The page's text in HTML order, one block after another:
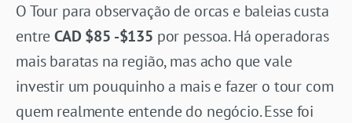
O Tour para observação de orcas e baleias custa
entreCAD $85 -$135 por pessoa. Há operadoras
mais baratas na região, mas acho que vale
investir um pouquinho a mais e fazer o tour com
quem realmente entende do negócio. Esse foi